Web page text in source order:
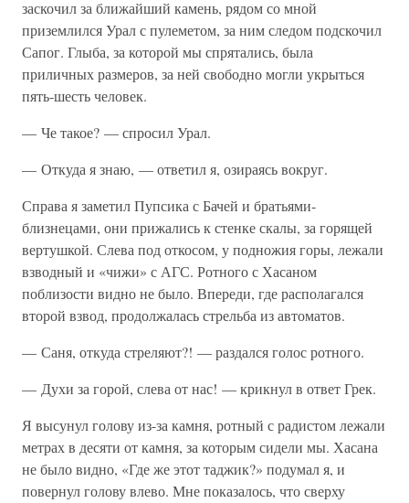
заскочил за ближайший камень, рядом со мной
приземлился Урал с пулеметом, за ним следом подскочил
Сапог. Глыба, за которой мы спрятались, была
приличных размеров, за ней свободно могли укрыться
пять-шесть человек.
— Че такое? — спросил Урал.
— Откуда я знаю, — ответил я, озираясь вокруг.
Справа я заметил Пупсика с Бачей и братьями-
близнецами, они прижались к стенке скалы, за горящей
вертушкой. Слева под откосом, у подножия горы, лежали
взводный и «чижи» с АГС. Ротного с Хасаном
поблизости видно не было. Впереди, где располагался
второй взвод, продолжалась стрельба из автоматов.
— Саня, откуда стреляют?! — раздался голос ротного.
— Духи за горой, слева от нас! — крикнул в ответ Грек.
Я высунул голову из-за камня, ротный с радистом лежали
метрах в десяти от камня, за которым сидели мы. Хасана
не было видно, «Где же этот таджик?» подумал я, и
повернул голову влево. Мне показалось, что сверху